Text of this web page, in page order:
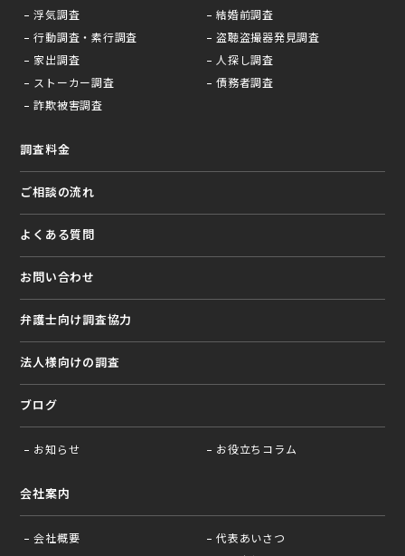
浮気調査
結婚前調査
行動調査・素行調査
盗聴盗撮器発見調査
家出調査
人探し調査
ストーカー調査
債務者調査
詐欺被害調査
調査料金
ご相談の流れ
よくある質問
お問い合わせ
弁護⼠向け調査協⼒
法⼈様向けの調査
ブログ
お知らせ お役⽴ちコラム
会社案内
会社概要
代表あいさつ